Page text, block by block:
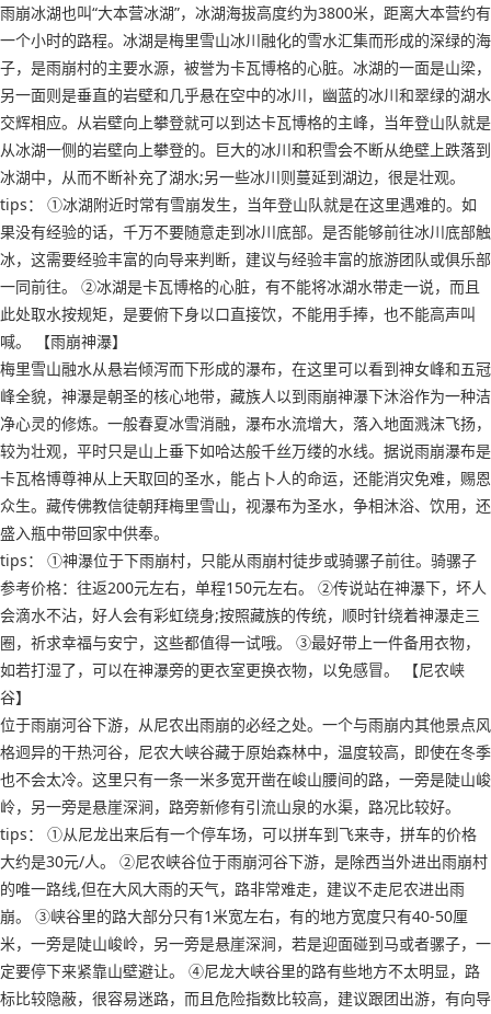
雨崩冰湖也叫“大本营冰湖”，冰湖海拔高度约为3800米，距离大本营约有
一个小时的路程。冰湖是梅里雪山冰川融化的雪水汇集而形成的深绿的海
子，是雨崩村的主要水源，被誉为卡瓦博格的心脏。冰湖的一面是山梁，
另一面则是垂直的岩壁和几乎悬在空中的冰川，幽蓝的冰川和翠绿的湖水
交辉相应。从岩壁向上攀登就可以到达卡瓦博格的主峰，当年登山队就是
从冰湖一侧的岩壁向上攀登的。巨大的冰川和积雪会不断从绝壁上跌落到
冰湖中，从而不断补充了湖水;另一些冰川则蔓延到湖边，很是壮观。
tips： ①冰湖附近时常有雪崩发生，当年登山队就是在这里遇难的。如
果没有经验的话，千万不要随意走到冰川底部。是否能够前往冰川底部触
冰，这需要经验丰富的向导来判断，建议与经验丰富的旅游团队或俱乐部
一同前往。 ②冰湖是卡瓦博格的心脏，有不能将冰湖水带走一说，而且
此处取水按规矩，是要俯下身以口直接饮，不能用手捧，也不能高声叫
喊。 【雨崩神瀑】
梅里雪山融水从悬岩倾泻而下形成的瀑布，在这里可以看到神女峰和五冠
峰全貌，神瀑是朝圣的核心地带，藏族人以到雨崩神瀑下沐浴作为一种洁
净心灵的修炼。一般春夏冰雪消融，瀑布水流增大，落入地面溅沫飞扬，
较为壮观，平时只是山上垂下如哈达般千丝万缕的水线。据说雨崩瀑布是
卡瓦格博尊神从上天取回的圣水，能占卜人的命运，还能消灾免难，赐恩
众生。藏传佛教信徒朝拜梅里雪山，视瀑布为圣水，争相沐浴、饮用，还
盛入瓶中带回家中供奉。
tips： ①神瀑位于下雨崩村，只能从雨崩村徒步或骑骡子前往。骑骡子
参考价格：往返200元左右，单程150元左右。 ②传说站在神瀑下，坏人
会滴水不沾，好人会有彩虹绕身;按照藏族的传统，顺时针绕着神瀑走三
圈，祈求幸福与安宁，这些都值得一试哦。 ③最好带上一件备用衣物，
如若打湿了，可以在神瀑旁的更衣室更换衣物，以免感冒。 【尼农峡
谷】
位于雨崩河谷下游，从尼农出雨崩的必经之处。一个与雨崩内其他景点风
格迥异的干热河谷，尼农大峡谷藏于原始森林中，温度较高，即使在冬季
也不会太冷。这里只有一条一米多宽开凿在峻山腰间的路，一旁是陡山峻
岭，另一旁是悬崖深涧，路旁新修有引流山泉的水渠，路况比较好。
tips： ①从尼龙出来后有一个停车场，可以拼车到飞来寺，拼车的价格
大约是30元/人。 ②尼农峡谷位于雨崩河谷下游，是除西当外进出雨崩村
的唯一路线,但在大风大雨的天气，路非常难走，建议不走尼农进出雨
崩。 ③峡谷里的路大部分只有1米宽左右，有的地方宽度只有40-50厘
米，一旁是陡山峻岭，另一旁是悬崖深涧，若是迎面碰到马或者骡子，一
定要停下来紧靠山壁避让。 ④尼龙大峡谷里的路有些地方不太明显，路
标比较隐蔽，很容易迷路，而且危险指数比较高，建议跟团出游，有向导